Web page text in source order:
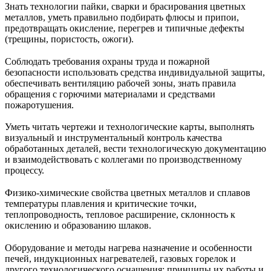
Знать технологии пайки, сварки и браcирования цветных
металлов, уметь правильно подбирать флюсы и припои,
предотвращать окисление, перегрев и типичные дефекты
(трещины, пористость, ожоги).
Соблюдать требования охраны труда и пожарной
безопасности использовать средства индивидуальной защиты,
обеспечивать вентиляцию рабочей зоны, знать правила
обращения с горючими материалами и средствами
пожаротушения.
Уметь читать чертежи и технологические карты, выполнять
визуальный и инструментальный контроль качества
обработанных деталей, вести технологическую документацию
и взаимодействовать с коллегами по производственному
процессу.
Физико‑химические свойства цветных металлов и сплавов
температуры плавления и критические точки,
теплопроводность, тепловое расширение, склонность к
окислению и образованию шлаков.
Оборудование и методы нагрева назначение и особенности
печей, индукционных нагревателей, газовых горелок и